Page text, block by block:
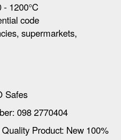
- 1200°C
code
supermarkets,
Safes
098 2770404
Product: New 100%